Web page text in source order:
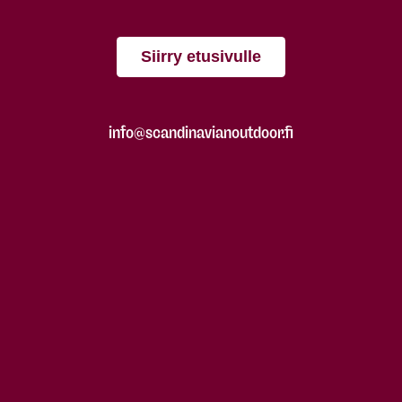
Siirry etusivulle
info@scandinavianoutdoor.fi